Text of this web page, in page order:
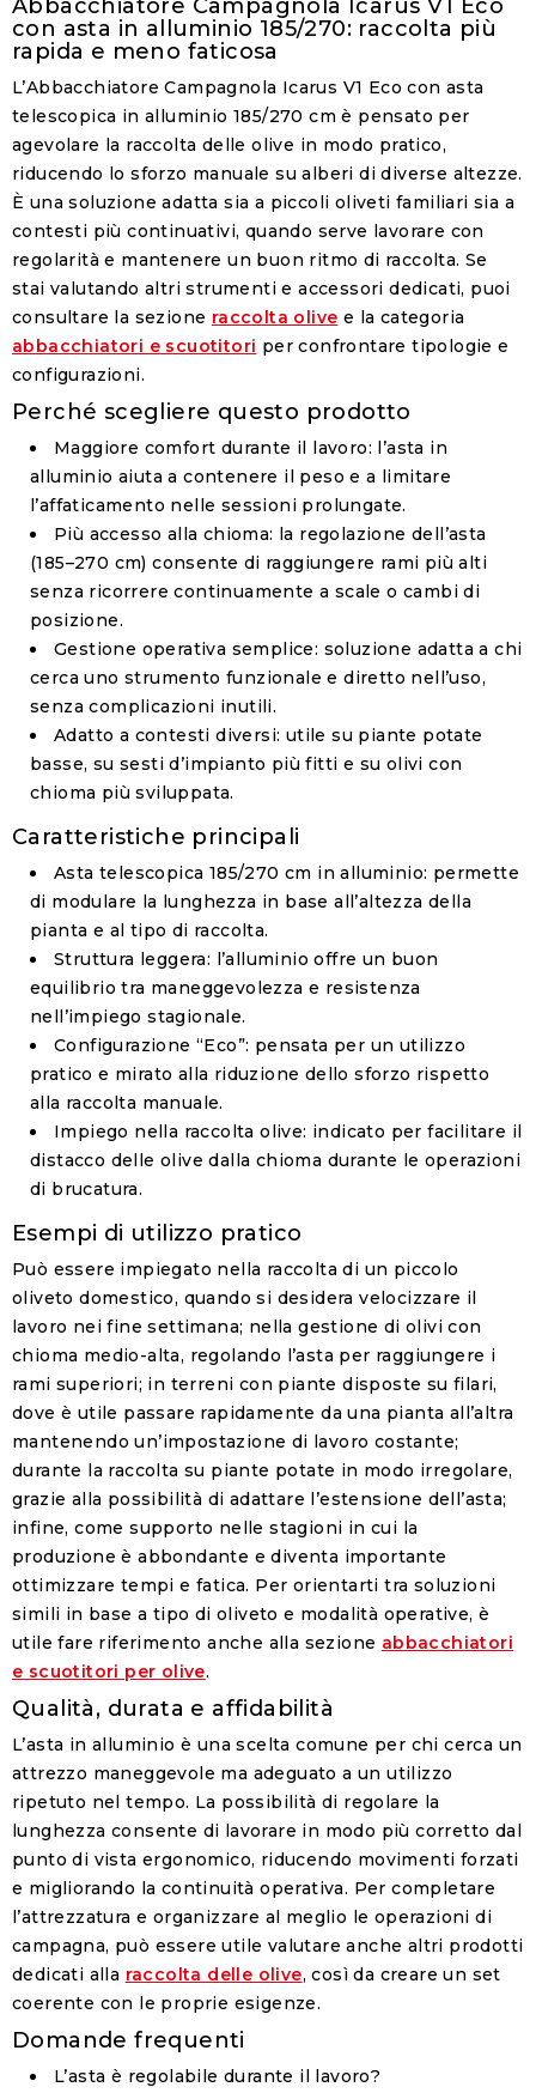
Abbacchiatore Campagnola Icarus V1 Eco
con asta in alluminio 185/270: raccolta più
rapida e meno faticosa
L’Abbacchiatore Campagnola Icarus V1 Eco con asta
telescopica in alluminio 185/270 cm è pensato per
agevolare la raccolta delle olive in modo pratico,
riducendo lo sforzo manuale su alberi di diverse altezze.
È una soluzione adatta sia a piccoli oliveti familiari sia a
contesti più continuativi, quando serve lavorare con
regolarità e mantenere un buon ritmo di raccolta. Se
stai valutando altri strumenti e accessori dedicati, puoi
consultare la sezione raccolta olive e la categoria
abbacchiatori e scuotitori per confrontare tipologie e
configurazioni.
Perché scegliere questo prodotto
Maggiore comfort durante il lavoro: l’asta in
alluminio aiuta a contenere il peso e a limitare
l’affaticamento nelle sessioni prolungate.
Più accesso alla chioma: la regolazione dell’asta
(185–270 cm) consente di raggiungere rami più alti
senza ricorrere continuamente a scale o cambi di
posizione.
Gestione operativa semplice: soluzione adatta a chi
cerca uno strumento funzionale e diretto nell’uso,
senza complicazioni inutili.
Adatto a contesti diversi: utile su piante potate
basse, su sesti d’impianto più fitti e su olivi con
chioma più sviluppata.
Caratteristiche principali
Asta telescopica 185/270 cm in alluminio: permette
di modulare la lunghezza in base all’altezza della
pianta e al tipo di raccolta.
Struttura leggera: l’alluminio offre un buon
equilibrio tra maneggevolezza e resistenza
nell’impiego stagionale.
Configurazione “Eco”: pensata per un utilizzo
pratico e mirato alla riduzione dello sforzo rispetto
alla raccolta manuale.
Impiego nella raccolta olive: indicato per facilitare il
distacco delle olive dalla chioma durante le operazioni
di brucatura.
Esempi di utilizzo pratico
Può essere impiegato nella raccolta di un piccolo
oliveto domestico, quando si desidera velocizzare il
lavoro nei fine settimana; nella gestione di olivi con
chioma medio-alta, regolando l’asta per raggiungere i
rami superiori; in terreni con piante disposte su filari,
dove è utile passare rapidamente da una pianta all’altra
mantenendo un’impostazione di lavoro costante;
durante la raccolta su piante potate in modo irregolare,
grazie alla possibilità di adattare l’estensione dell’asta;
infine, come supporto nelle stagioni in cui la
produzione è abbondante e diventa importante
ottimizzare tempi e fatica. Per orientarti tra soluzioni
simili in base a tipo di oliveto e modalità operative, è
utile fare riferimento anche alla sezione abbacchiatori
e scuotitori per olive.
Qualità, durata e affidabilità
L’asta in alluminio è una scelta comune per chi cerca un
attrezzo maneggevole ma adeguato a un utilizzo
ripetuto nel tempo. La possibilità di regolare la
lunghezza consente di lavorare in modo più corretto dal
punto di vista ergonomico, riducendo movimenti forzati
e migliorando la continuità operativa. Per completare
l’attrezzatura e organizzare al meglio le operazioni di
campagna, può essere utile valutare anche altri prodotti
dedicati alla raccolta delle olive, così da creare un set
coerente con le proprie esigenze.
Domande frequenti
L’asta è regolabile durante il lavoro?